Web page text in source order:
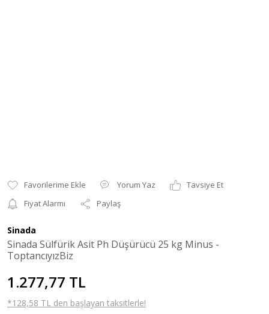
Yorum Yaz
Tavsiye Et
Fiyat Alarmı
Paylaş
Sinada
Sinada Sülfürik Asit Ph Düşürücü 25 kg Minus -
ToptancıyızBiz
1.277,77 TL
*128,58 TL den başlayan taksitlerle!